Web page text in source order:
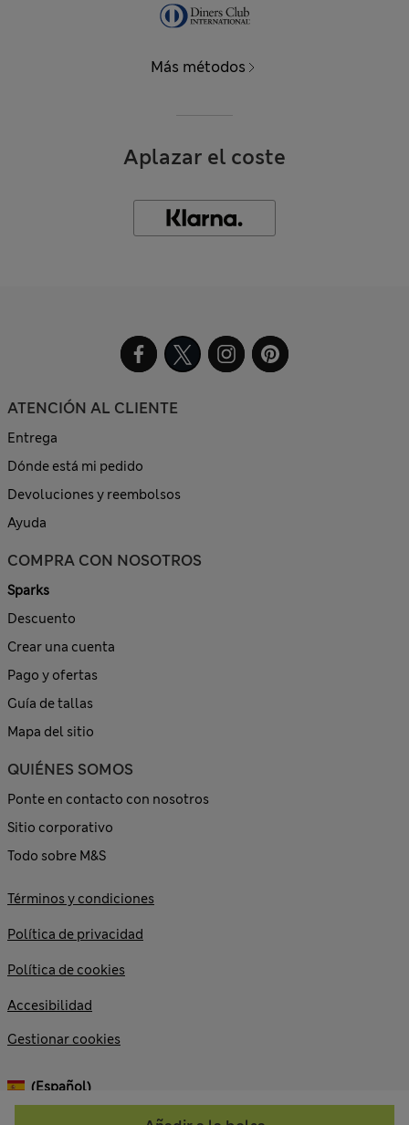
Más métodos
Aplazar el coste
ATENCIÓN AL CLIENTE
Entrega
Dónde está mi pedido
Devoluciones y reembolsos
Ayuda
COMPRA CON NOSOTROS
Sparks
Descuento
Crear una cuenta
Pago y ofertas
Guía de tallas
Mapa del sitio
QUIÉNES SOMOS
Ponte en contacto con nosotros
Sitio corporativo
Todo sobre M&S
Términos y condiciones
Política de privacidad
Política de cookies
Accesibilidad
Gestionar cookies
(español)